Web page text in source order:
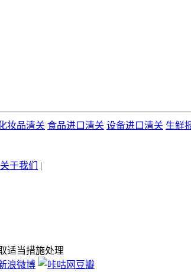
妆品清关 食品进口清关 设备进口清关 生鲜
关于我们
|
适当措施处理